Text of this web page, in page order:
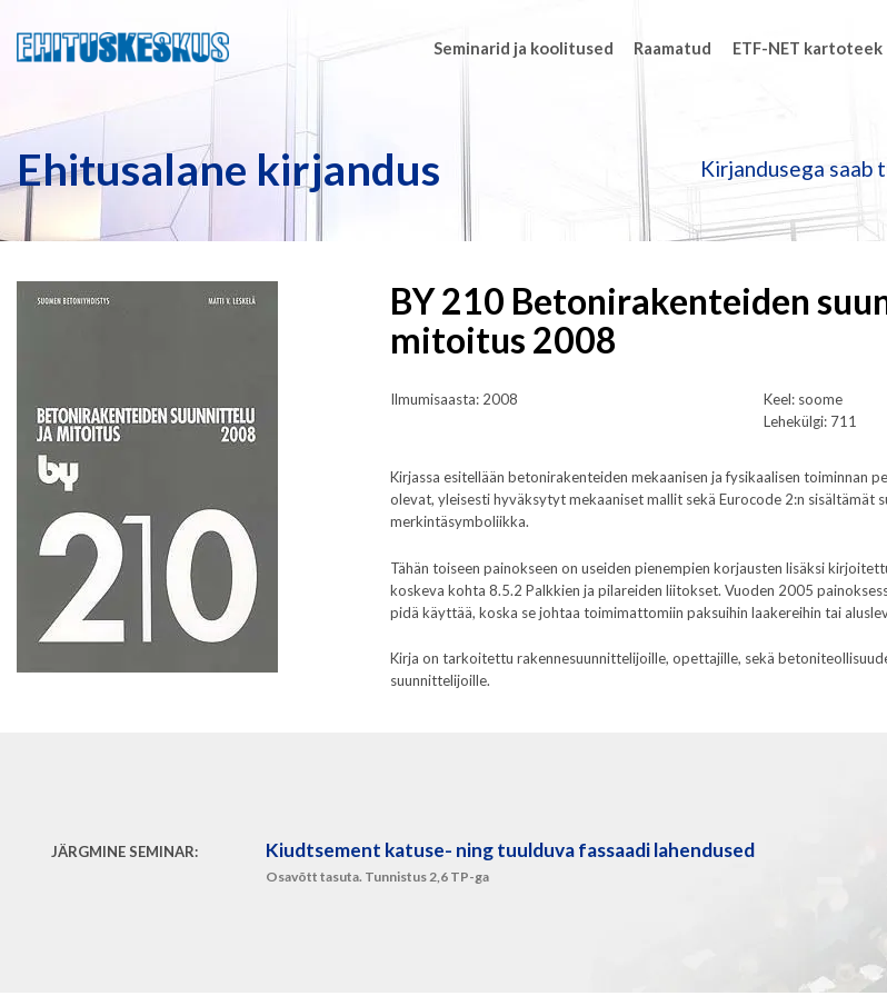
Seminarid ja koolitused Raamatud ETF-NET kartoteek
Ehitusalane kirjandus Kirjandusega saab
BY 210 Betonirakenteiden
mitoitus 2008
Ilmumisaasta: 2008
Keel: soome
Lehekülgi: 711
Kirjassa esitellään betonirakenteiden mekaanisen ja fysikaalisen toiminnan
olevat, yleisesti hyväksytyt mekaaniset mallit sekä Eurocode 2:n sisältämät
merkintäsymboliikka.
Tähän toiseen painokseen on useiden pienempien korjausten lisäksi
koskeva kohta 8.5.2 Palkkien ja pilareiden liitokset. Vuoden 2005
pidä käyttää, koska se johtaa toimimattomiin paksuihin laakereihin tai
Kirja on tarkoitettu rakennesuunnittelijoille, opettajille, sekä
suunnittelijoille.
JÄRGMINE SEMINAR: Kiudtsement katuse- ning tuulduva fassaadi lahendused
Osavõtt tasuta. Tunnistus 2,6 TP-ga